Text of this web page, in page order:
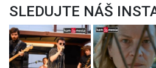
SLEDUJTE NÁŠ